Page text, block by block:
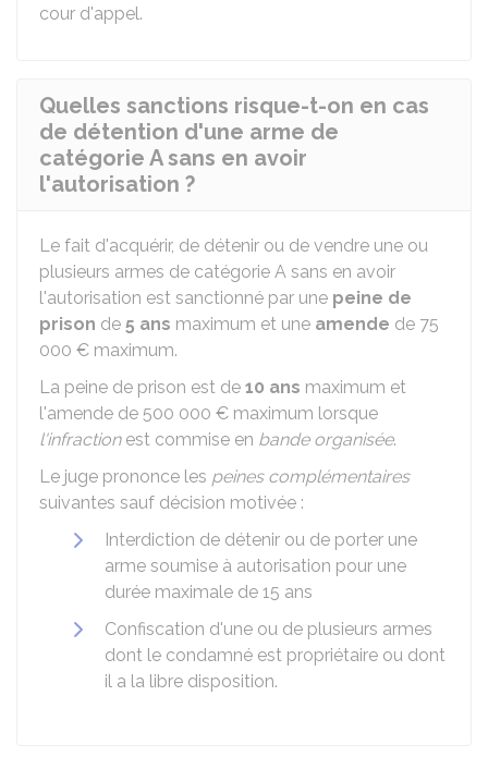
cour d'appel.
Quelles sanctions risque-t-on en cas
de détention d'une arme de
catégorie A sans en avoir
l'autorisation ?
Le fait d'acquérir, de détenir ou de vendre une ou
plusieurs armes de catégorie A sans en avoir
l'autorisation est sanctionné par une peine de
prison de 5 ans maximum et une amende de 75
000 € maximum.
La peine de prison est de 10 ans maximum et
l'amende de 500 000 € maximum lorsque
l'infractionest commise en bande organisée.
Le juge prononce les peines complémentaires
suivantes sauf décision motivée :
Interdiction de détenir ou de porter une
arme soumise à autorisation pour une
durée maximale de 15 ans
Confiscation d'une ou de plusieurs armes
dont le condamné est propriétaire ou dont
il a la libre disposition.